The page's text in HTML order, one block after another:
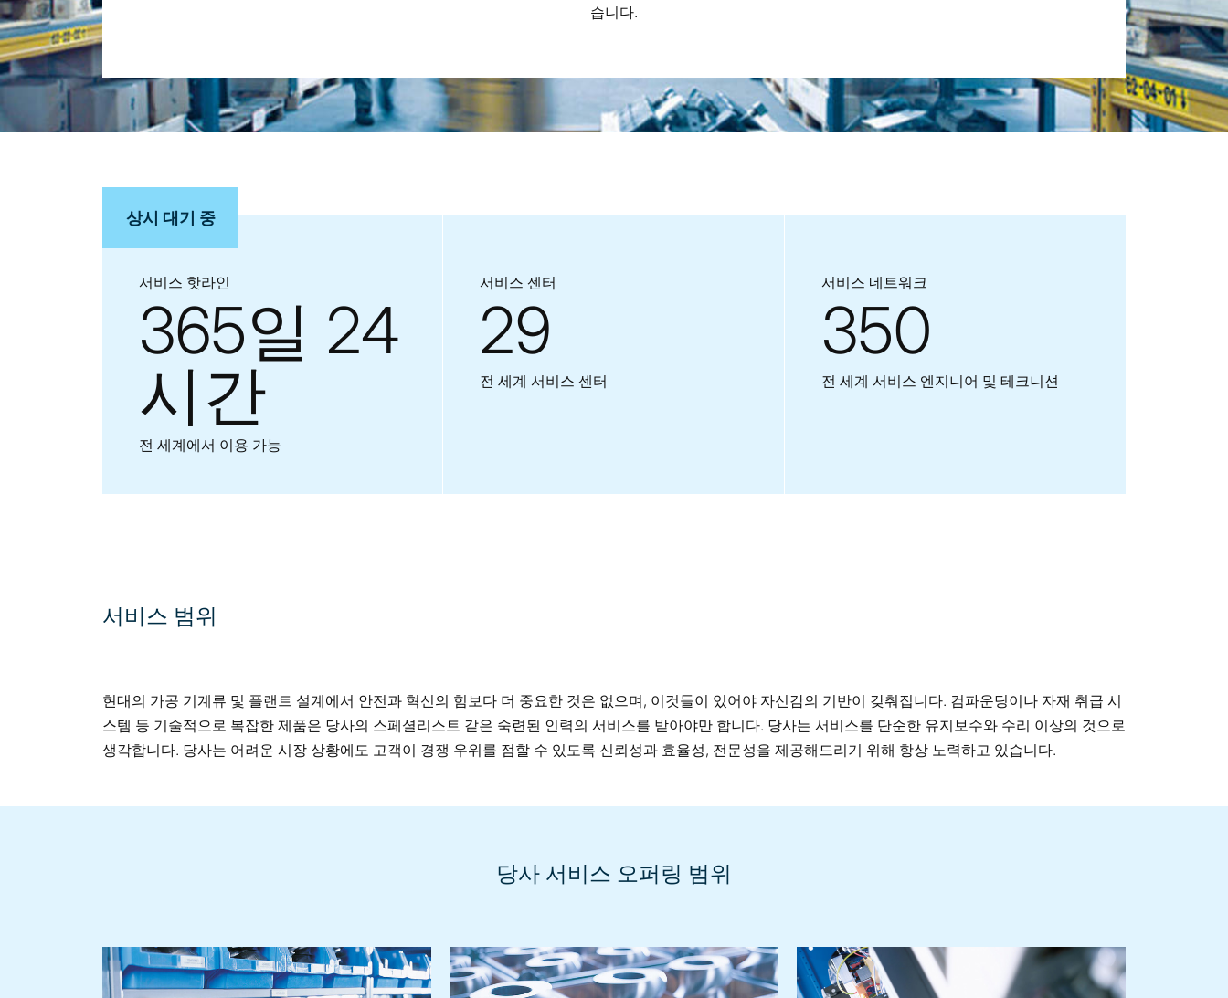
습니다.
상시 대기 중
서비스 핫라인
365일 24
시간
전 세계에서 이용 가능
서비스 센터
29
전 세계 서비스 센터
서비스 네트워크
350
전 세계 서비스 엔지니어 및 테크니션
서비스 범위
현대의 가공 기계류 및 플랜트 설계에서 안전과 혁신의 힘보다 더 중요한 것은 없으며, 이것들이 있어야 자신감의 기반이 갖춰집니다. 컴파운딩이나 자재 취급 시
스템 등 기술적으로 복잡한 제품은 당사의 스페셜리스트 같은 숙련된 인력의 서비스를 받아야만 합니다. 당사는 서비스를 단순한 유지보수와 수리 이상의 것으로
생각합니다. 당사는 어려운 시장 상황에도 고객이 경쟁 우위를 점할 수 있도록 신뢰성과 효율성, 전문성을 제공해드리기 위해 항상 노력하고 있습니다.
당사 서비스 오퍼링 범위